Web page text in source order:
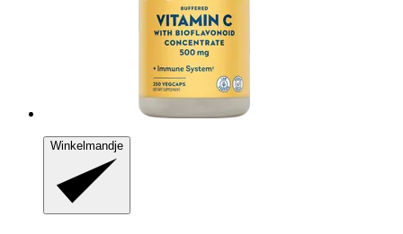
Winkelmandje